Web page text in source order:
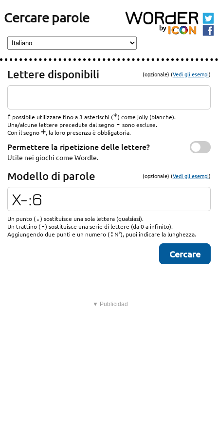
Cercare parole
Lettere disponibili (opzionale) (Vedi gli esempi)
È possibile utilizzare fino a 3 asterischi (*) come jolly (bianche).
Una/alcune lettere precedute dal segno - sono escluse.
Con il segno+, la loro presenza è obbligatoria.
Permettere la ripetizione delle lettere?
Utile nei giochi come Wordle.
Modello di parole (opzionale) (Vedi gli esempi)
Un punto (.) sostituisce una sola lettera (qualsiasi).
Un trattino (-) sostituisce una serie di lettere (da 0 a infinito).
Aggiungendo due punti e un numero (: N°), puoi indicare la lunghezza.
▼ Publicidad